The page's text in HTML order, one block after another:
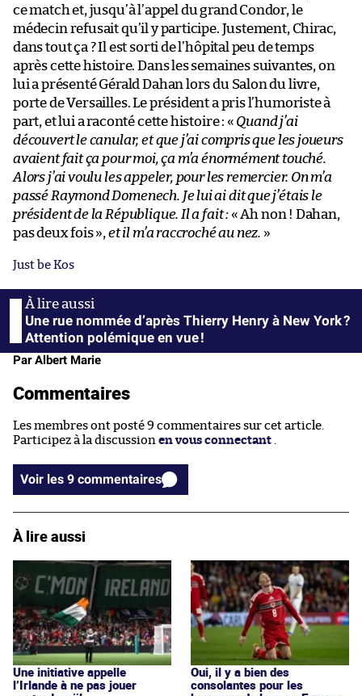
ce match et, jusqu’à l’appel du grand Condor, le
médecin refusait qu’il y participe. Justement, Chirac,
dans tout ça ? Il est sorti de l’hôpital peu de temps
après cette histoire. Dans les semaines suivantes, on
lui a présenté Gérald Dahan lors du Salon du livre,
porte de Versailles. Le président a pris l’humoriste à
part, et lui a raconté cette histoire : « Quand j’ai
découvert le canular, et que j’ai compris que les joueurs
avaient fait ça pour moi, ça m’a énormément touché.
Alors j’ai voulu les appeler, pour les remercier. On m’a
passé Raymond Domenech. Je lui ai dit que j’étais le
président de la République. Il a fait :« Ah non ! Dahan,
pas deux fois », et il m’a raccroché au nez. »
Just be Kos
Une rue nommée d’après Thierry Henry à New York ?
Attention polémique en vue !
Par Albert Marie
Commentaires
Les membres ont posté 9 commentaires sur cet article.
Participez à la discussion en vous connectant
Voir les 9 commentaires
À lire aussi
Une initiative appelle
l’Irlande à ne pas jouer
Oui, il y a bien des
consolantes pour les